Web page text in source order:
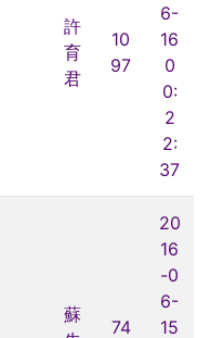
許
育
君
10
97
6-
16
0
0:
2
2:
37
蘇
74
20
16
-0
6-
15